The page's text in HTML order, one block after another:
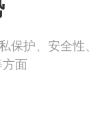
护、安全性、
面